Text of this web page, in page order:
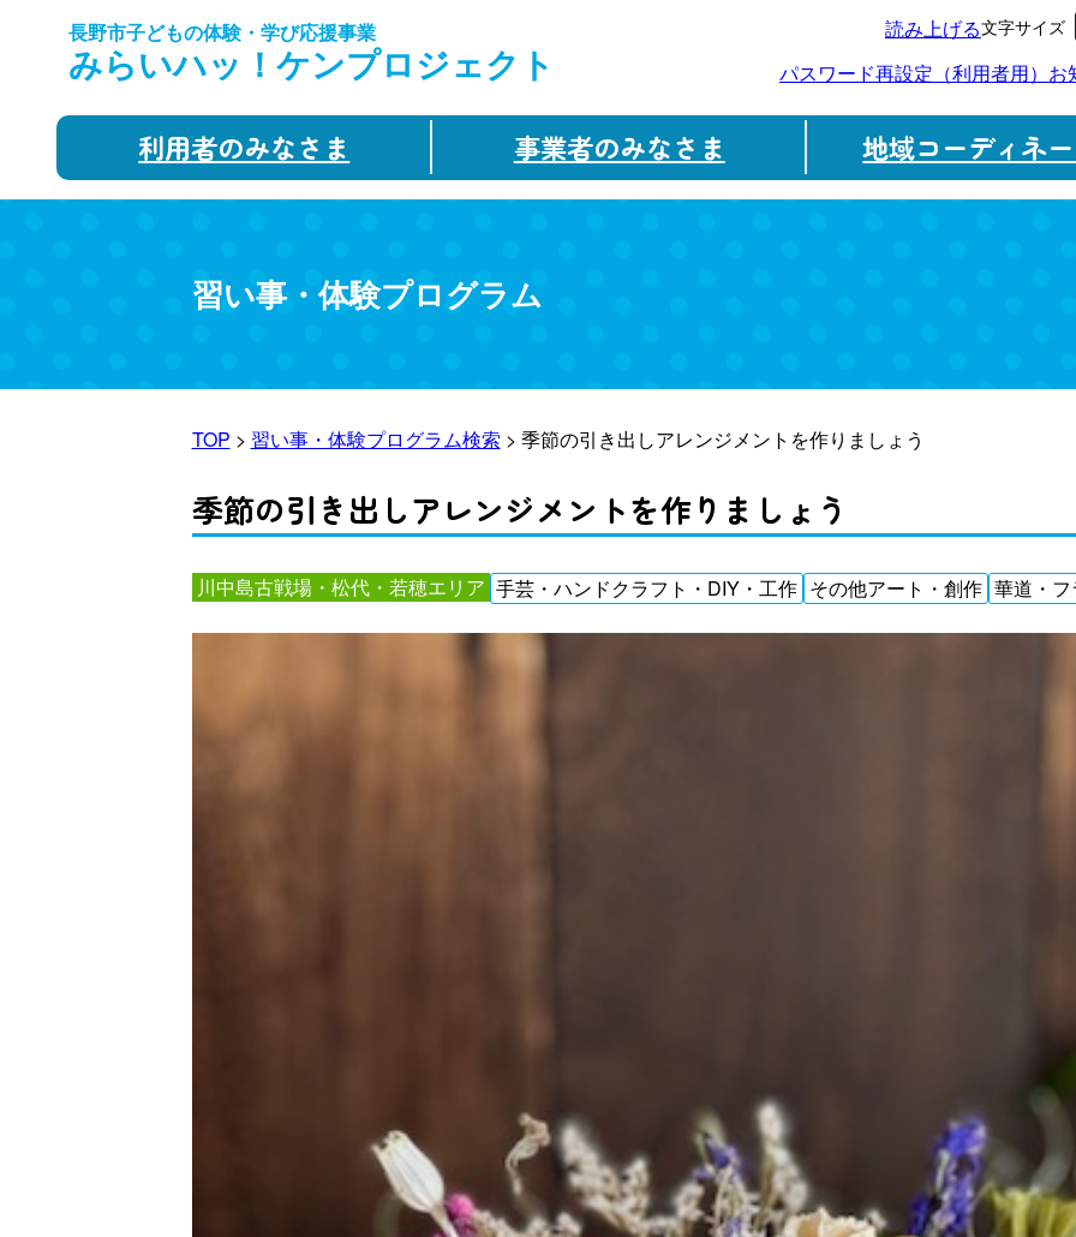
長野市子どもの体験・学び応援事業
みらいハッ！ケンプロジェクト
読み上げる文字サイズ
パスワード再設定（利用者用） お
利用者のみなさま 事業者のみなさま 地域コーディネ
習い事・体験プログラム
TOP > 習い事・体験プログラム検索 > 季節の引き出しアレンジメントを作りましょう
季節の引き出しアレンジメントを作りましょう
川中島古戦場・松代・若穂エリア 手芸・ハンドクラフト・DIY・工作 その他アート・創作 華道・